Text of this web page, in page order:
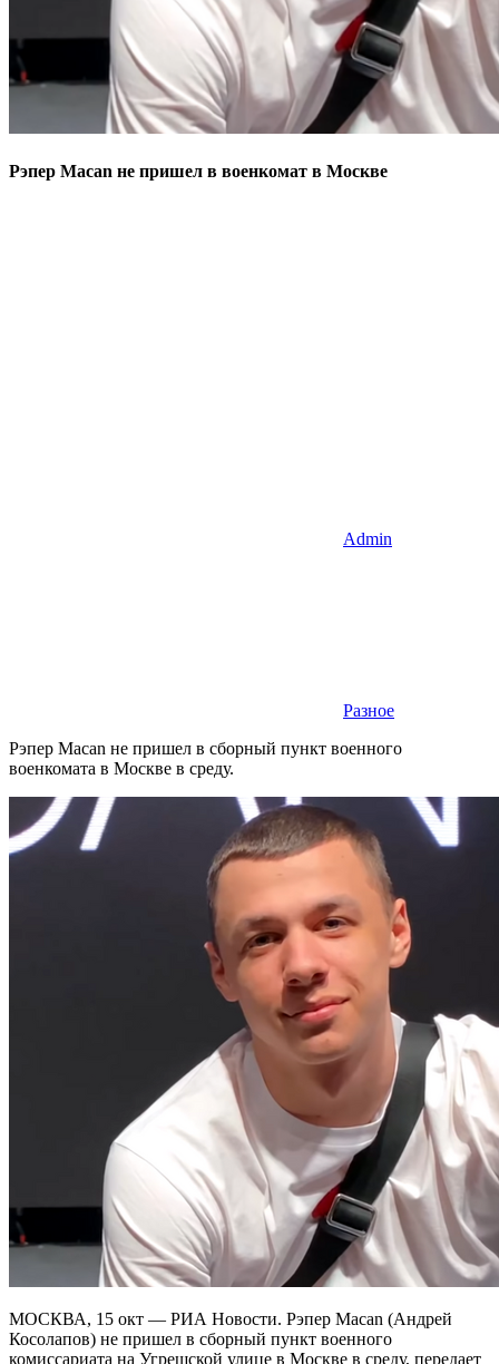
Рэпер Macan не пришел в военкомат в Москве
Admin
Разное
Рэпер Macan не пришел в сборный пункт военного
военкомата в Москве в среду.
МОСКВА, 15 окт — РИА Новости. Рэпер Macan (Андрей
Косолапов) не пришел в сборный пункт военного
комиссариата на Угрешской улице в Москве в среду, передает